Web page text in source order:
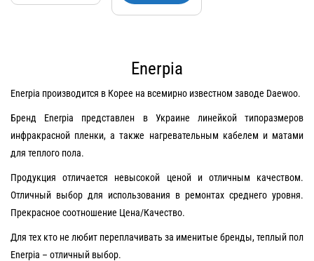
Enerpia
Enerpia производится в Корее на всемирно известном заводе Daewoo.
Бренд Enerpia представлен в Украине линейкой типоразмеров
инфракрасной пленки, а также нагревательным кабелем и матами
для теплого пола.
Продукция отличается невысокой ценой и отличным качеством.
Отличный выбор для использования в ремонтах среднего уровня.
Прекрасное соотношение Цена/Качество.
Для тех кто не любит переплачивать за именитые бренды, теплый пол
Enerpia – отличный выбор.